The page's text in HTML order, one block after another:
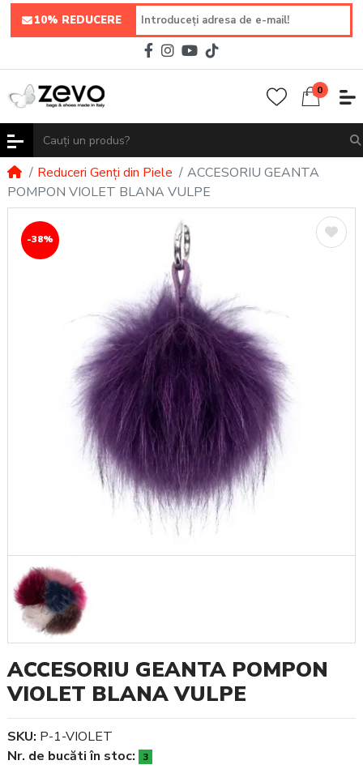
10% REDUCERE
0
Reduceri Genți din Piele
ACCESORIU GEANTA
POMPON VIOLET BLANA VULPE
-38%
ACCESORIU GEANTA POMPON
VIOLET BLANA VULPE
SKU: P-1-VIOLET
Nr. de bucăti în stoc:
3